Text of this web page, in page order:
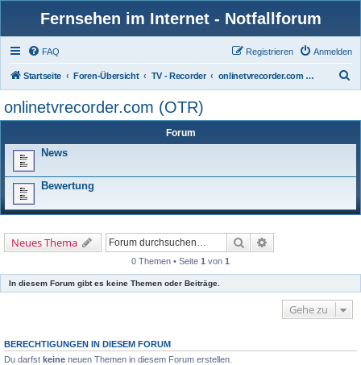
Fernsehen im Internet - Notfallforum
FAQ Anmelden
Registrieren
Startseite Foren-Übersicht TV - Recorder onlinetvrecorder.com (OTR)
onlinetvrecorder.com (OTR)
Forum
News
Bewertung
Neues Thema Suche
0 Themen • Seite 1 von 1
In diesem Forum gibt es keine Themen oder Beiträge.
Gehe zu
BERECHTIGUNGEN IN DIESEM FORUM
Du darfst keine neuen Themen in diesem Forum erstellen.